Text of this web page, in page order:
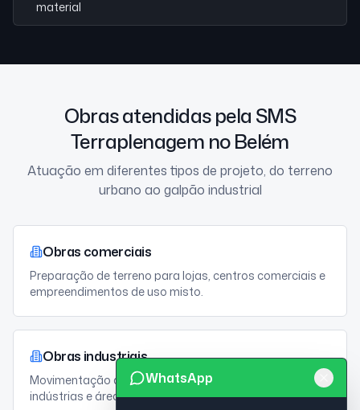
material
Obras atendidas pela SMS
Terraplenagem no Belém
Atuação em diferentes tipos de projeto, do terreno
urbano ao galpão industrial
Obras comerciais
Preparação de terreno para lojas, centros comerciais e
empreendimentos de uso misto.
Obras industriais
Movimentação de terra e nivelamento para fábricas,
indústrias e áreas produtivas.
WhatsApp